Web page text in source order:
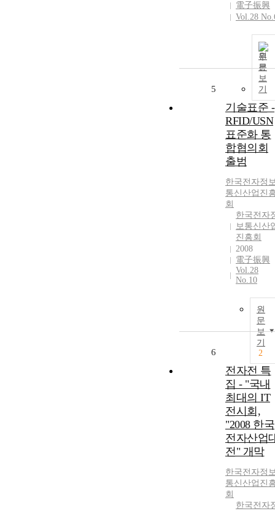
電子振興
Vol.28
원
문
보
기
5
기술표준 -
RFID/USN
표준화 통
합협의회
출범
한국전자정
통신산업진
회
한국전자
보통신산
진흥회
2008
電子振興
Vol.28
No.10
원
문
보
기
2
6
전자전 특
집 - "국내
최대의 IT
전시회,
"2008 한국
전자산업
전" 개막
한국전자정
통신산업진
회
한국전자